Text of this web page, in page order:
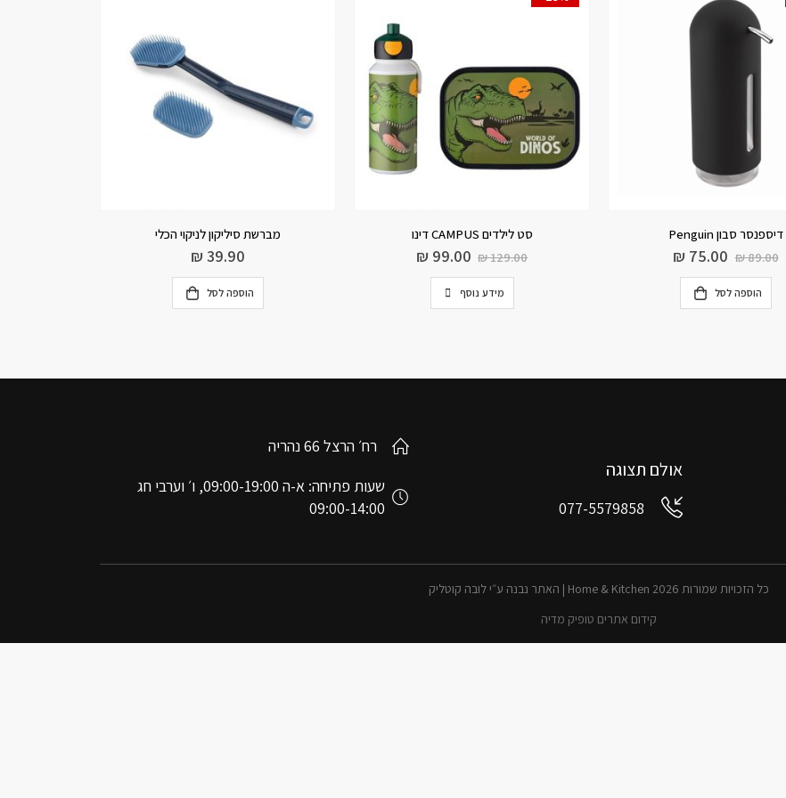
דיספנסר סבון Penguin
₪89.00
₪ 75.00
הוספה לסל
סט לילדים CAMPUS דינו
₪129.00
₪ 99.00
מידע נוסף
מברשת סיליקון לניקוי הכלי
₪ 39.90
הוספה לסל
אולם תצוגה
077-5579858
רח׳ הרצל 66 נהריה
שעות פתיחה: א-ה 09:00-19:00, ו׳ וערבי חג
09:00-14:00
כל הזכויות שמורות 2026 Home & Kitchen | האתר נבנה ע״י לובה קוטליק
קידום אתרים טופיק מדיה